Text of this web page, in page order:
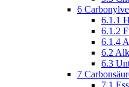
6
6.1.1
6.1.2
6.1.4
6.2
6.3
7
7.1